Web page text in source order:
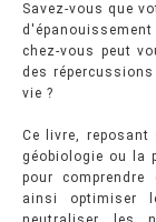
Savez-vous que
chez-vous peut
des
vie ?
Ce livre,
géobiologie ou la
pour
ainsi optimiser